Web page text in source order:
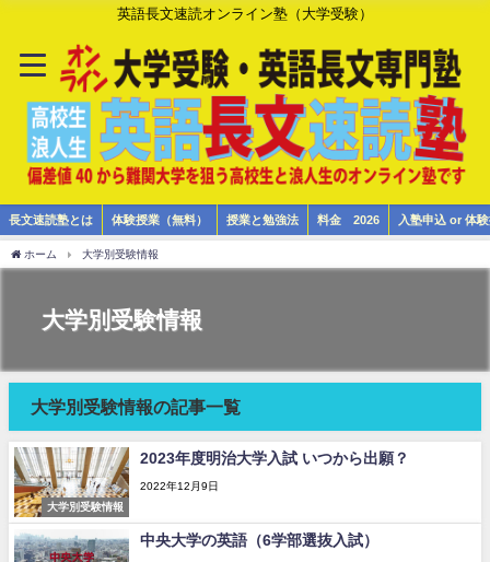
英語長文速読オンライン塾（大学受験）
長文速読塾とは 体験授業（無料） 授業と勉強法 料金 2026 入塾申込 or 体
ホーム 大学別受験情報
大学別受験情報
大学別受験情報の記事一覧
大学別受験情報
2023年度明治大学入試 いつから出願？
2022年12月9日
中央大学の英語（6学部選抜入試）